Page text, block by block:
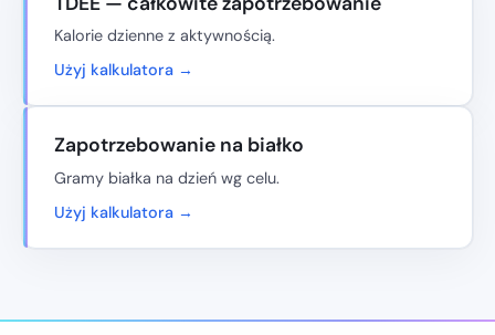
Kalorie dzienne z aktywnością.
Użyj kalkulatora →
Zapotrzebowanie na białko
Gramy białka na dzień wg celu.
Użyj kalkulatora →